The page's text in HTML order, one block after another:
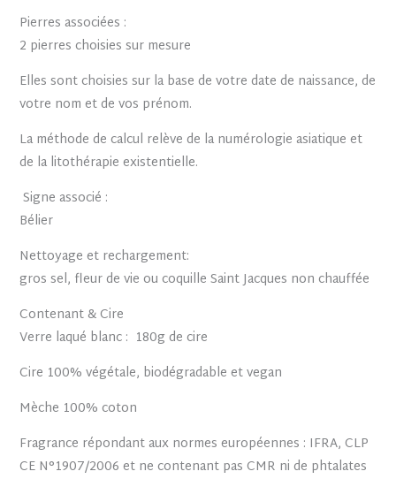
Pierres associées :
2 pierres choisies sur mesure
Elles sont choisies sur la base de votre date de naissance, de
votre nom et de vos prénom.
La méthode de calcul relève de la numérologie asiatique et
de la litothérapie existentielle.
Signe associé :
Bélier
Nettoyage et rechargement:
gros sel, fleur de vie ou coquille Saint Jacques non chauffée
Contenant & Cire
Verre laqué blanc : 180g de cire
Cire 100% végétale, biodégradable et vegan
Mèche 100% coton
Fragrance répondant aux normes européennes : IFRA, CLP
CE N°1907/2006 et ne contenant pas CMR ni de phtalates